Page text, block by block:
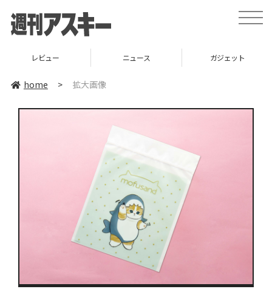
toggle
レビュー ニュース ガジェット
home > 拡大画像